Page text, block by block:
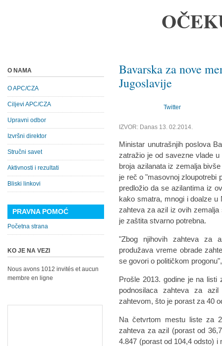
Bavarska za nove
Jugoslavije
Twitter
IZVOR: Danas 13. 02.2014.
Ministar unutrašnjih poslova
zatražio je od savezne vlade
broja azilanata iz zemalja
je reč o "masovnoj zloupotrebi
predložio da se azilantima iz
kako smatra, mnogi i doalze u
zahteva za azil iz ovih
je zaštita stvarno potrebna.
"Zbog njihovih zahteva za
produžava vreme obrade
se govori o političkom
Prošle 2013. godine je na
podnosilaca zahteva za
zahtevom, što je porast za 40
Na četvrtom mestu liste za
zahteva za azil (porast od
4.847 (porast od 104,4 odsto)
O NAMA
O APC/CZA
Ciljevi APC/CZA
Upravni odbor
Izvršni direktor
Stručni savet
Aktivnosti i rezultati
Bliski linkovi
PRAVNA POMOĆ
Početna strana
KO JE NA VEZI
Nous avons 1012 invités et aucun
membre en ligne